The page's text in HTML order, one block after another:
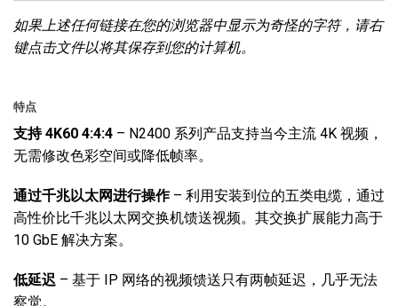
如果上述任何链接在您的浏览器中显示为奇怪的字符，请右
键点击文件以将其保存到您的计算机。
特点
支持4K60 4:4:4 – N2400 系列产品支持当今主流 4K 视频，
无需修改色彩空间或降低帧率。
通过千兆以太网进行操作– 利用安装到位的五类电缆，通过
高性价比千兆以太网交换机馈送视频。其交换扩展能力高于
10 GbE 解决方案。
低延迟 – 基于 IP 网络的视频馈送只有两帧延迟，几乎无法
察觉。